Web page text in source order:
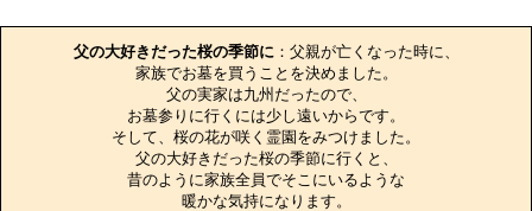
父の大好きだった桜の季節に ：父親が亡くなった時に、
家族でお墓を買うことを決めました。
父の実家は九州だったので、
お墓参りに行くには少し遠いからです。
そして、桜の花が咲く霊園をみつけました。
父の大好きだった桜の季節に行くと、
昔のように家族全員でそこにいるような
暖かな気持になります。